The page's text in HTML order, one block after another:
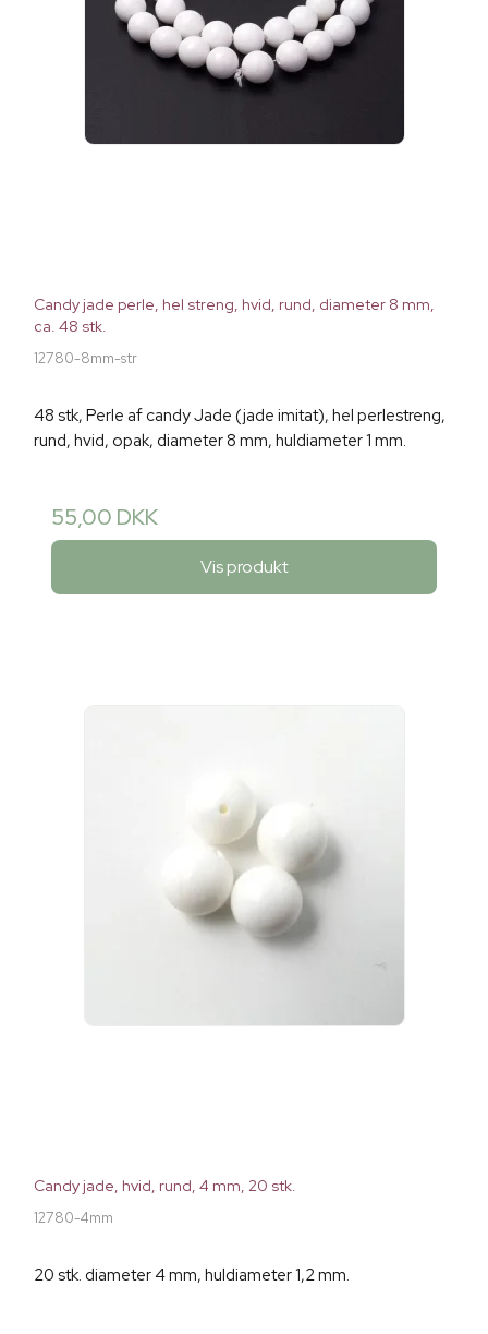
Candy jade perle, hel streng, hvid, rund, diameter 8 mm,
ca. 48 stk.
12780-8mm-str
48 stk, Perle af candy Jade (jade imitat), hel perlestreng,
rund, hvid, opak, diameter 8 mm, huldiameter 1 mm.
55,00 DKK
Vis produkt
Candy jade, hvid, rund, 4 mm, 20 stk.
12780-4mm
20 stk. diameter 4 mm, huldiameter 1,2 mm.